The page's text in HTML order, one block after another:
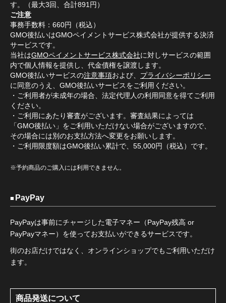
す。（最大3回、合計891円）
ご注意
事務手数料：660円（税込）
GMO後払いはGMOペイメントサービス株式会社が提供する決済
サービスです。
当社はGMOペイメントサービス株式会社に対しサービスの範囲
内で個人情報を提供し、代金債権を譲渡します。
GMO後払いサービスの注意事項および、 プライバシーポリシー
に同意のうえ、GMO後払いサービスをご利用ください。
・ご利用者が未成年の場合、法定代理人の利用同意を得てご利用
ください。
・ご利用にあたり審査がございます。審査結果によっては
「GMO後払い」をご利用いただけない場合がございますので、
その場合には別のお支払方法へ変更をお願いします。
・ご利用限度額はGMO後払い累計で、55,000円（税込）です。
※予約商品のご購入には利用できません。
PayPay
PayPayは事前にチャージした電子マネー（PayPay残高 or
PayPayマネー）を使ってお支払いができるサービスです。
街のお店だけではなく、オンラインショップでもご利用いただけ
ます。
商品発送について